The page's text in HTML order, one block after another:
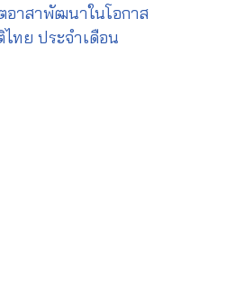
อาสาพัฒนาในโอกาส
ทย ประจำเดือน